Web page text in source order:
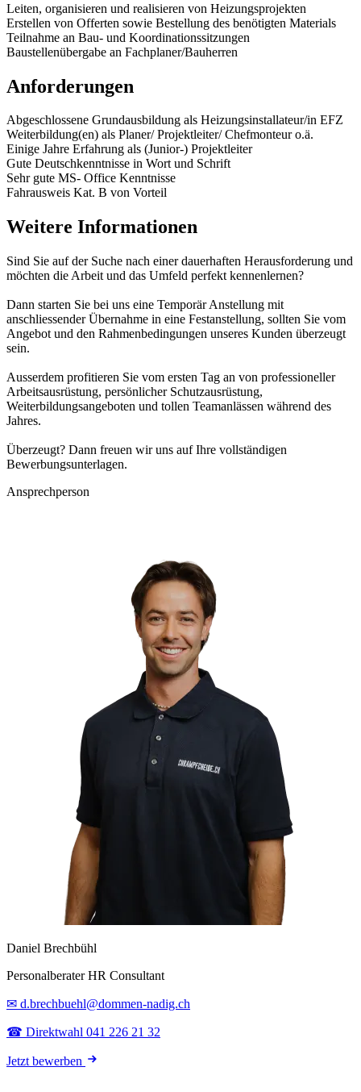
Leiten, organisieren und realisieren von Heizungsprojekten
Erstellen von Offerten sowie Bestellung des benötigten Materials
Teilnahme an Bau- und Koordinationssitzungen
Baustellenübergabe an Fachplaner/Bauherren
Anforderungen
Abgeschlossene Grundausbildung als Heizungsinstallateur/in EFZ
Weiterbildung(en) als Planer/ Projektleiter/ Chefmonteur o.ä.
Einige Jahre Erfahrung als (Junior-) Projektleiter
Gute Deutschkenntnisse in Wort und Schrift
Sehr gute MS- Office Kenntnisse
Fahrausweis Kat. B von Vorteil
Weitere Informationen
Sind Sie auf der Suche nach einer dauerhaften Herausforderung und
möchten die Arbeit und das Umfeld perfekt kennenlernen?
Dann starten Sie bei uns eine Temporär Anstellung mit
anschliessender Übernahme in eine Festanstellung, sollten Sie vom
Angebot und den Rahmenbedingungen unseres Kunden überzeugt
sein.
Ausserdem profitieren Sie vom ersten Tag an von professioneller
Arbeitsausrüstung, persönlicher Schutzausrüstung,
Weiterbildungsangeboten und tollen Teamanlässen während des
Jahres.
Überzeugt? Dann freuen wir uns auf Ihre vollständigen
Bewerbungsunterlagen.
Ansprechperson
Daniel Brechbühl
Personalberater HR Consultant
✉ d.brechbuehl@dommen-nadig.ch
☎ Direktwahl 041 226 21 32
Jetzt bewerben